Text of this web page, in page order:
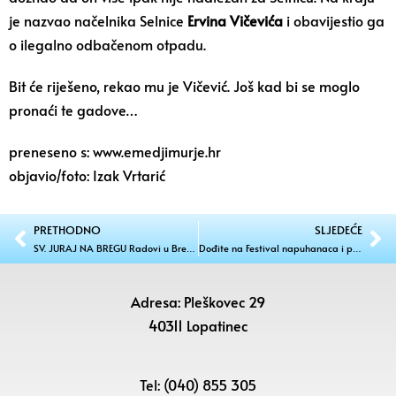
je nazvao načelnika Selnice ErvinaVičevića i obavijestio ga
o ilegalno odbačenom otpadu.
Bit će riješeno, rekao mu je Vičević. Još kad bi se moglo
pronaći te gadove…
preneseno s: www.emedjimurje.hr
objavio/foto: Izak Vrtarić
PRETHODNO
SV. JURAJ NA BREGU Radovi u Brezju, a stiže i asfalt
SLJEDEĆE
Dođite na Festival napuhanaca i provedite vikend pun zabave u Pleškovcu
Adresa: Pleškovec 29
40311 Lopatinec
Tel: (040) 855 305